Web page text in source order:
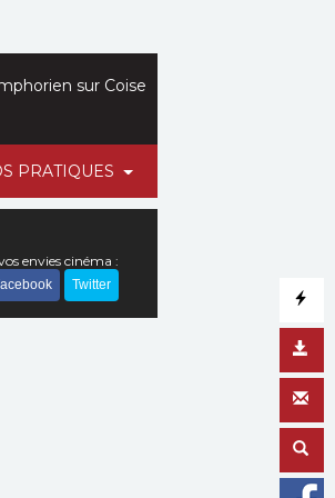
PRATIQUES
sur Coise
envies cinéma :
Twitter